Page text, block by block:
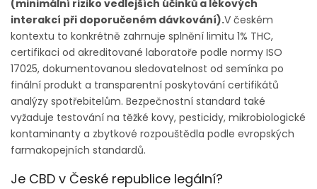
(minimální riziko vedlejších účinků a lékových
interakcí při doporučeném dávkování).V českém
kontextu to konkrétně zahrnuje splnění limitu 1% THC,
certifikaci od akreditované laboratoře podle normy ISO
17025, dokumentovanou sledovatelnost od semínka po
finální produkt a transparentní poskytování certifikátů
analýzy spotřebitelům. Bezpečnostní standard také
vyžaduje testování na těžké kovy, pesticidy, mikrobiologické
kontaminanty a zbytkové rozpouštědla podle evropských
farmakopejních standardů.
Je CBD v České republice legální?